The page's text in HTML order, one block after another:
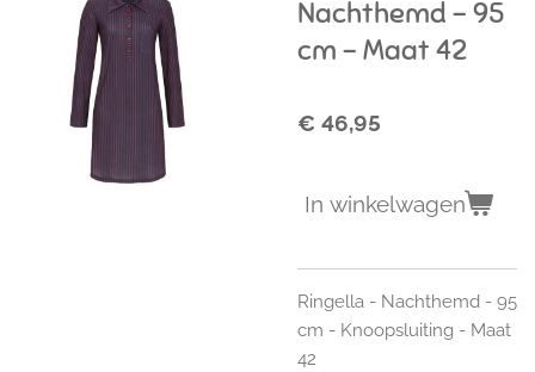
Nachthemd - 95
cm - Maat 42
€ 46,95
In winkelwagen
Ringella - Nachthemd - 95
cm - Knoopsluiting - Maat
42